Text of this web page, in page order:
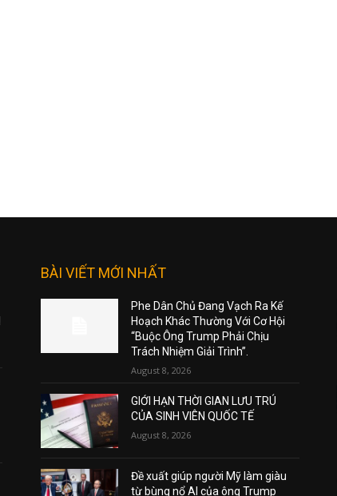
BÀI VIẾT MỚI NHẤT
Phe Dân Chủ Đang Vạch Ra Kế
Hoạch Khác Thường Với Cơ Hội
“Buộc Ông Trump Phải Chịu
Trách Nhiệm Giải Trình”.
August 8, 2026
GIỚI HẠN THỜI GIAN LƯU TRÚ
CỦA SINH VIÊN QUỐC TẾ
August 8, 2026
Đề xuất giúp người Mỹ làm giàu
từ bùng nổ AI của ông Trump